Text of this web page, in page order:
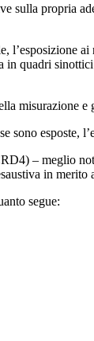
propria
quadri
misurazione e
sono esposte,
– meglio
in
segue: